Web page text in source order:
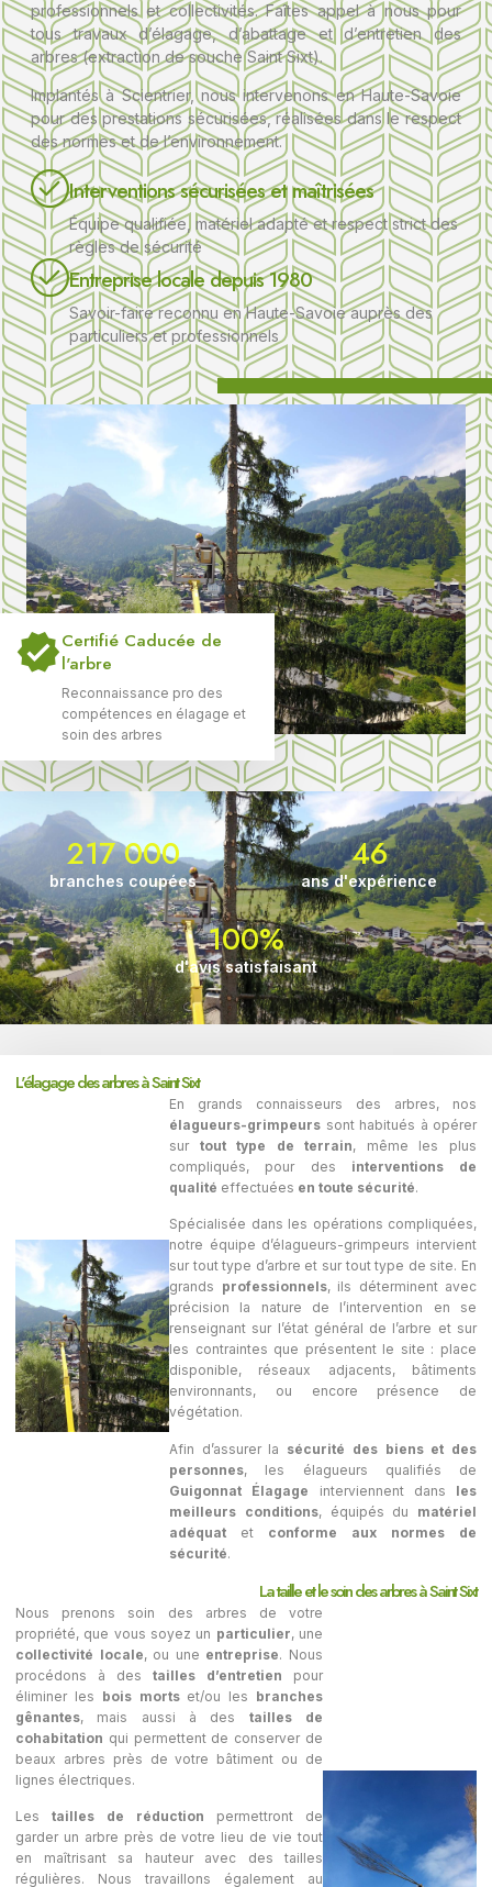
professionnels et collectivités. Faîtes appel à nous pour
tous travaux d’élagage, d’abattageet d’entretien des
arbres (extraction de souche Saint Sixt).
Implantés à Scientrier, nous intervenons en Haute-Savoie
pour des prestations sécurisées, réalisées dans le respect
des normes et de l’environnement.
Interventions sécurisées et maîtrisées
Équipe qualifiée, matériel adapté et respect strict des
règles de sécurité
Entreprise locale depuis 1980
Savoir-faire reconnu en Haute-Savoie auprès des
particuliers et professionnels
Certifié Caducée de
l'arbre
Reconnaissance pro des
compétences en élagage et
soin des arbres
branches coupées
217 000
ans d'expérience
46
d'avis satisfaisant
100%
L'élagage des arbres à Saint Sixt
En grands connaisseurs des arbres, nos
élagueurs-grimpeurs sont habitués à opérer
sur tout type de terrain, même les plus
compliqués, pour des interventions de
qualité effectuées en toute sécurité.
Spécialisée dans les opérations compliquées,
notre équipe d’élagueurs-grimpeurs intervient
sur tout type d’arbre et sur tout type de site. En
grands professionnels, ils déterminent avec
précision la nature de l’intervention en se
renseignant sur l’état général de l’arbre et sur
les contraintes que présentent le site : place
disponible, réseaux adjacents, bâtiments
environnants, ou encore présence de
végétation.
Afin d’assurer la sécurité des biens et des
personnes, les élagueurs qualifiés de
Guigonnat Élagage interviennent dans les
meilleurs conditions, équipés du matériel
adéquat et conforme aux normes de
sécurité.
La taille et le soin des arbres à Saint Sixt
Nous prenons soin des arbres de votre
propriété, que vous soyez un particulier, une
collectivité locale, ou une entreprise. Nous
procédons à des tailles d’entretien pour
éliminer les bois mortset/ou les branches
gênantes, mais aussi à des tailles de
cohabitation qui permettent de conserver de
beaux arbres près de votre bâtiment ou de
lignes électriques.
Les tailles de réduction permettront de
garder un arbre près de votre lieu de vie tout
en maîtrisant sa hauteur avec des tailles
régulières. Nous travaillons également au